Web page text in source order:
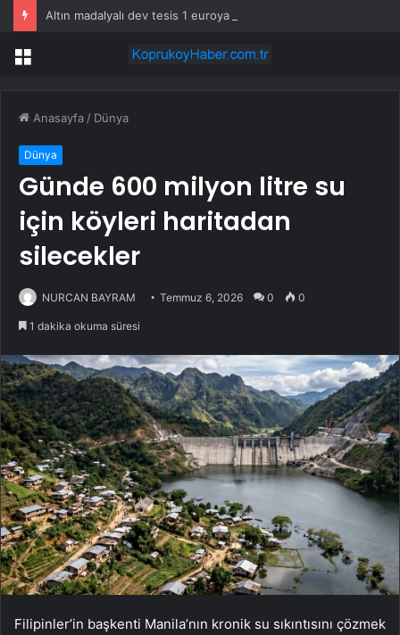
Menü
Anasayfa / Dünya
Dünya
Günde 600 milyon litre su
için köyleri haritadan
silecekler
NURCAN BAYRAM Temmuz 6, 2026 0 0
1 dakika okuma süresi
Filipinler’in başkenti Manila’nın kronik su sıkıntısını çözmek